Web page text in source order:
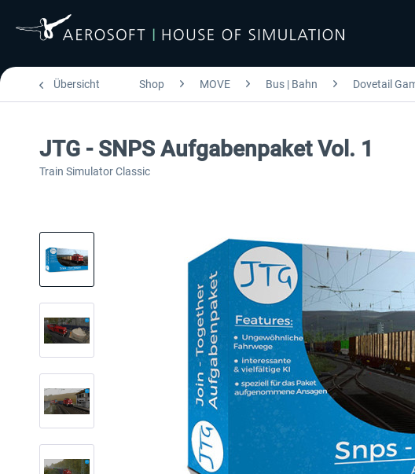
Übersicht Shop MOVE Bus | Bahn Dovetail
JTG - SNPS Aufgabenpaket Vol. 1
Train Simulator Classic